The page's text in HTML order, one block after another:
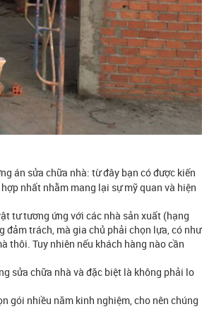
án sửa chữa nhà: từ đây bạn có được kiến
nhất nhằm mang lại sự mỹ quan và hiện
tư tương ứng với các nhà sản xuất (hạng
trách, mà gia chủ phải chọn lựa, có như
thôi. Tuy nhiên nếu khách hàng nào cần
sửa chữa nhà và đặc biệt là không phải lo
gói nhiều năm kinh nghiệm, cho nên chúng